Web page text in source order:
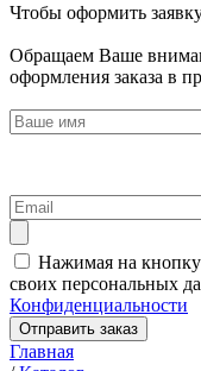
Чтобы оформить
Обращаем Ваше
оформления заказа в
Нажимая на кнопку
своих персональных
Конфиденциальности
Отправить заказ
Главная